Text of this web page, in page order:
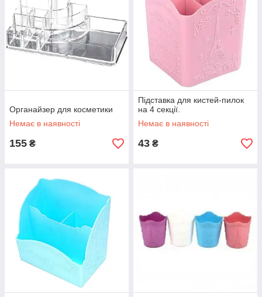
Органайзер для косметики
Немає в наявності
155 ₴
Підставка для кистей-пилок
на 4 секції.
Немає в наявності
43 ₴